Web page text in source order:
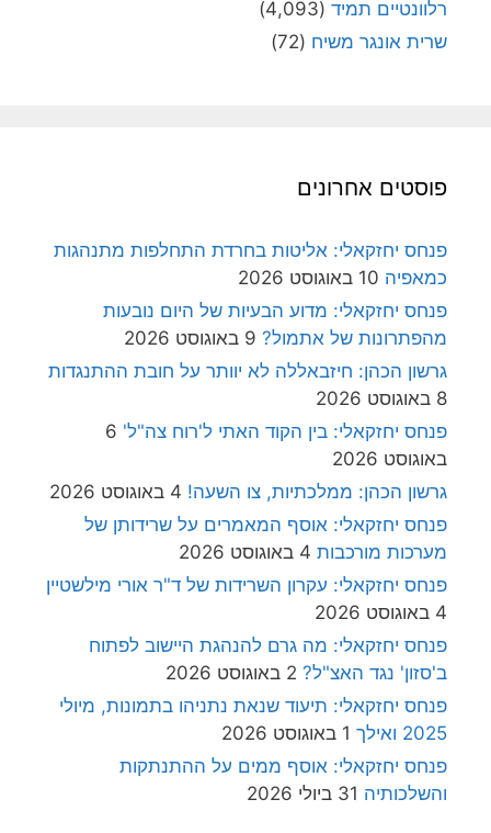
רלוונטיים תמיד (4,093)
שרית אונגר משיח (72)
פוסטים אחרונים
פנחס יחזקאלי: אליטות בחרדת התחלפות מתנהגות
כמאפיה 10 באוגוסט 2026
פנחס יחזקאלי: מדוע הבעיות של היום נובעות
מהפתרונות של אתמול? 9 באוגוסט 2026
גרשון הכהן: חיזבאללה לא יוותר על חובת ההתנגדות
8 באוגוסט 2026
פנחס יחזקאלי: בין הקוד האתי ל'רוח צה"ל' 6
באוגוסט 2026
גרשון הכהן: ממלכתיות, צו השעה! 4 באוגוסט 2026
פנחס יחזקאלי: אוסף המאמרים על שרידותן של
מערכות מורכבות 4 באוגוסט 2026
פנחס יחזקאלי: עקרון השרידות של ד"ר אורי מילשטיין
4 באוגוסט 2026
פנחס יחזקאלי: מה גרם להנהגת היישוב לפתוח
ב'סזון' נגד האצ"ל? 2 באוגוסט 2026
פנחס יחזקאלי: תיעוד שנאת נתניהו בתמונות, מיולי
2025 ואילך
1 באוגוסט 2026
פנחס יחזקאלי: אוסף ממים על ההתנתקות
והשלכותיה 31 ביולי 2026